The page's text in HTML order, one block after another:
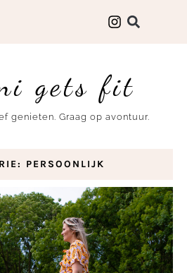
gets fit
genieten. Graag op avontuur.
PERSOONLIJK